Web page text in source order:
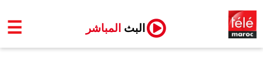
☰ البث المباشر